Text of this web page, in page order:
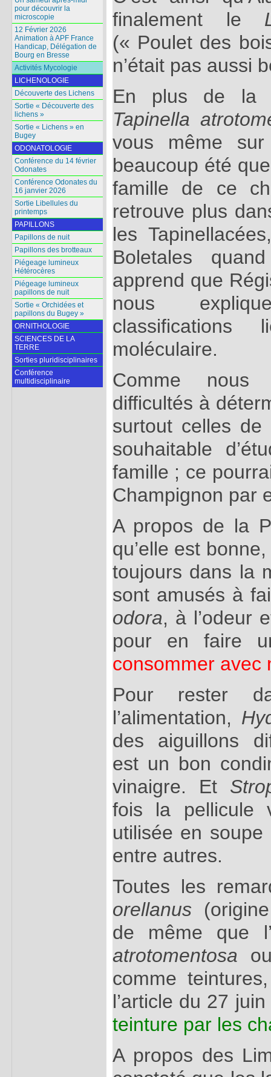
finalement le
(« Poulet des
n’était pas aussi
En plus de la
Tapinella
vous même
beaucoup été
famille de ce
retrouve plus
les
Boletales
apprend que
nous
moléculaire.
Comme nous
difficultés à
surtout celles
souhaitable
famille ; ce
Champignon par
A propos de la
qu’elle est
toujours dans la
sont amusés à
odora, à l’odeur
pour en faire
consommer
Pour rester
l’alimentation,
des aiguillons
est un bon
vinaigre. Et
fois la pellicule
utilisée en
entre autres.
Toutes les
orellanus(origine
de même que
atrotomentosa
comme
l’article du 27
teinture par les
A propos des
pour découvrir la
microscopie
12 Février 2026
Animation à APF France
Handicap, Délégation de
Bourg en Bresse
Activités Mycologie
LICHENOLOGIE
Découverte des Lichens
Sortie « Découverte des
lichens »
Sortie « Lichens » en
Bugey
ODONATOLOGIE
Conférence du 14 février
Odonates
Conférence Odonates du
16 janvier 2026
Sortie Libellules du
printemps
PAPILLONS
Papillons de nuit
Papillons des brotteaux
Piégeage lumineux
Hétérocères
Piégeage lumineux
papillons de nuit
Sortie « Orchidées et
papillons du Bugey »
ORNITHOLOGIE
SCIENCES DE LA
TERRE
Sorties pluridisciplinaires
Conférence
multidisciplinaire